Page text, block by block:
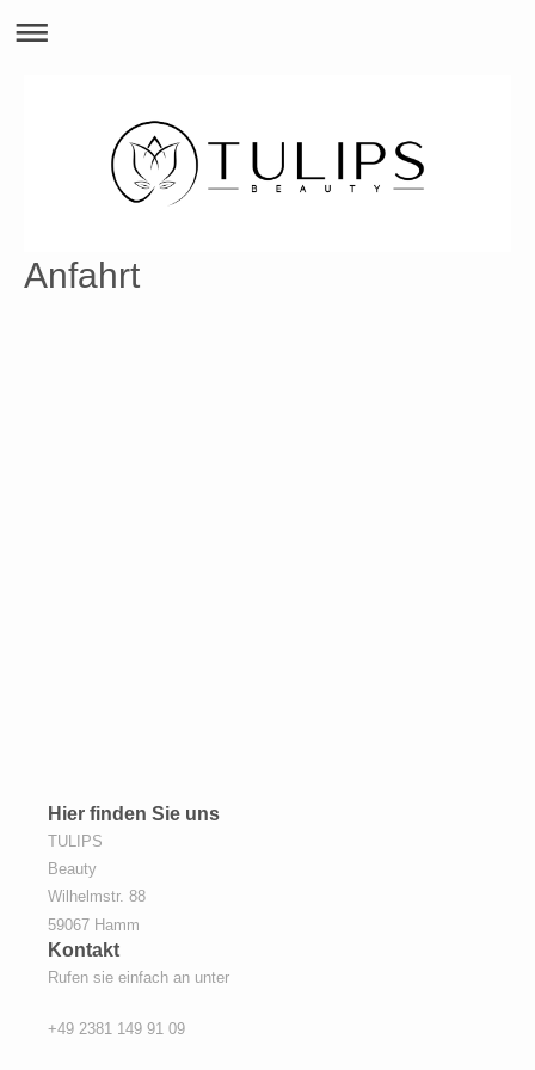
Anfahrt
Hier finden Sie uns
TULIPS
Beauty
Wilhelmstr. 88
59067 Hamm
Kontakt
Rufen sie einfach an unter
+49 2381 149 91 09